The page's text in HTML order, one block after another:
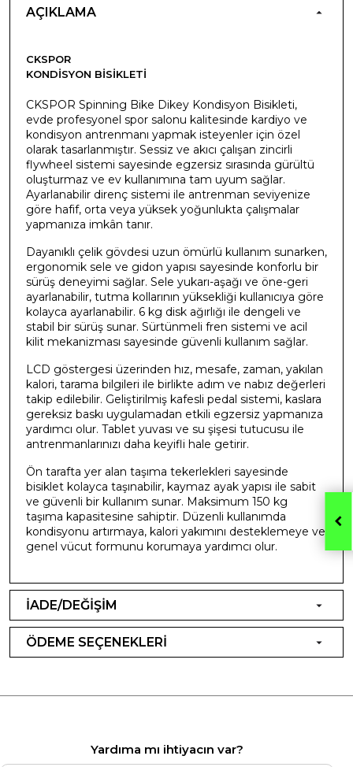
AÇIKLAMA
CKSPOR
KONDISYON BISIKLETI
CKSPOR Spinning Bike Dikey Kondisyon Bisikleti,
evde profesyonel spor salonu kalitesinde kardiyo ve
kondisyon antrenmanı yapmak isteyenler için özel
olarak tasarlanmıştır. Sessiz ve akıcı çalışan zincirli
flywheel sistemi sayesinde egzersiz sırasında gürültü
oluşturmaz ve ev kullanımına tam uyum sağlar.
Ayarlanabilir direnç sistemi ile antrenman seviyenize
göre hafif, orta veya yüksek yoğunlukta çalışmalar
yapmanıza imkân tanır.
Dayanıklı çelik gövdesi uzun ömürlü kullanım sunarken,
ergonomik sele ve gidon yapısı sayesinde konforlu bir
sürüş deneyimi sağlar. Sele yukarı-aşağı ve öne-geri
ayarlanabilir, tutma kollarının yüksekliği kullanıcıya göre
kolayca ayarlanabilir. 6 kg disk ağırlığı ile dengeli ve
stabil bir sürüş sunar. Sürtünmeli fren sistemi ve acil
kilit mekanizması sayesinde güvenli kullanım sağlar.
LCD göstergesi üzerinden hız, mesafe, zaman, yakılan
kalori, tarama bilgileri ile birlikte adım ve nabız değerleri
takip edilebilir. Geliştirilmiş kafesli pedal sistemi, kaslara
gereksiz baskı uygulamadan etkili egzersiz yapmanıza
yardımcı olur. Tablet yuvası ve su şişesi tutucusu ile
antrenmanlarınızı daha keyifli hale getirir.
Ön tarafta yer alan taşıma tekerlekleri sayesinde
bisiklet kolayca taşınabilir, kaymaz ayak yapısı ile sabit
ve güvenli bir kullanım sunar. Maksimum 150 kg
taşıma kapasitesine sahiptir. Düzenli kullanımda
kondisyonu artırmaya, kalori yakımını desteklemeye ve
genel vücut formunu korumaya yardımcı olur.
İADE/DEĞİŞİM
ÖDEME SEÇENEKLERİ
Yardıma mı ihtiyacın var?